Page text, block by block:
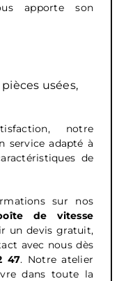
apporte son
usées,
notre
service adapté à
de
sur nos
de vitesse
un devis gratuit,
avec nous dès
47. Notre atelier
dans toute la